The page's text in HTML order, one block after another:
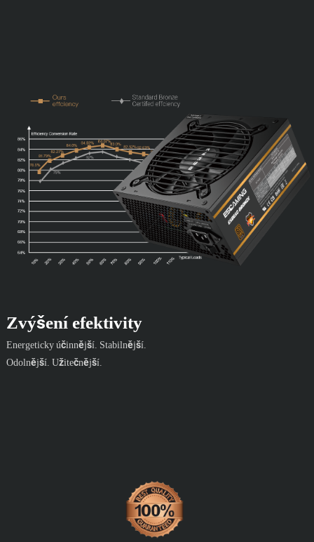
Zvýšení efektivity
Energeticky účinnější. Stabilnější.
Odolnější. Užitečnější.